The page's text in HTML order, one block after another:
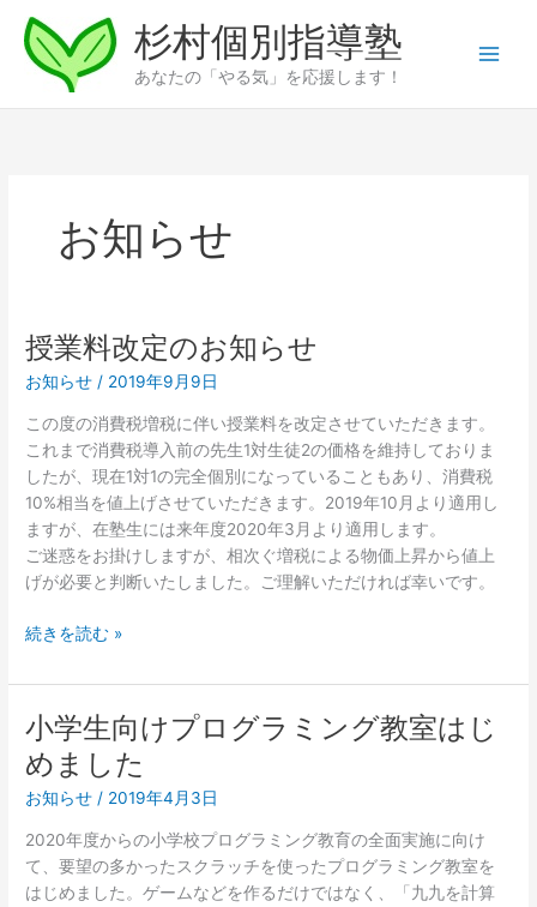
杉村個別指導塾
あなたの「やる気」を応援します！
お知らせ
授業料改定のお知らせ
お知らせ / 2019年9月9日
この度の消費税増税に伴い授業料を改定させていただきます。
これまで消費税導入前の先生1対生徒2の価格を維持しておりま
したが、現在1対1の完全個別になっていることもあり、消費税
10%相当を値上げさせていただきます。2019年10月より適用し
ますが、在塾生には来年度2020年3月より適用します。
ご迷惑をお掛けしますが、相次ぐ増税による物価上昇から値上
げが必要と判断いたしました。ご理解いただければ幸いです。
授
料
改
定
の
お
ら
せ
続きを読む »
小学生向けプログラミング教室はじ
めました
お知らせ / 2019年4月3日
2020年度からの小学校プログラミング教育の全面実施に向け
て、要望の多かったスクラッチを使ったプログラミング教室を
はじめました。ゲームなどを作るだけではなく、「九九を計算